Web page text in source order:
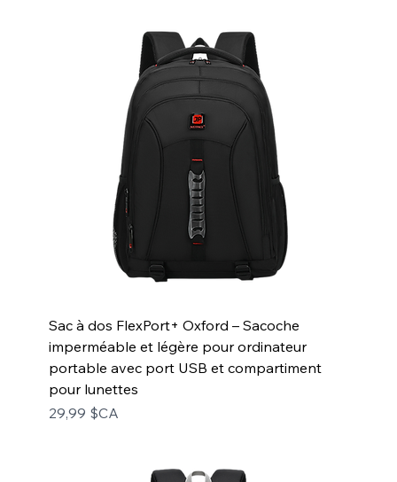
Sac à dos FlexPort+ Oxford – Sacoche
imperméable et légère pour ordinateur
portable avec port USB et compartiment
pour lunettes
Prix
29,99 $CA